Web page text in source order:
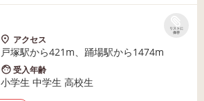
リストに
保存
アクセス
戸塚駅から421m、踊場駅から1474m
受入年齢
小学生 中学生 高校生